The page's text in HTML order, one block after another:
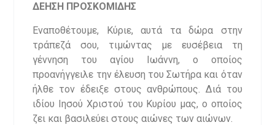
ΔΕΗΣΗ ΠΡΟΣΚΟΜΙΔΗΣ
Εναποθέτουμε, Κύριε, αυτά τα δώρα στην
τράπεζά σου, τιμώντας με ευσέβεια τη
γέννηση του αγίου Ιωάννη, ο οποίος
προανήγγειλε την έλευση του Σωτήρα και όταν
ήλθε τον έδειξε στους ανθρώπους. Διά του
ιδίου Ιησού Χριστού του Κυρίου μας, ο οποίος
ζει και βασιλεύει στους αιώνες των αιώνων.